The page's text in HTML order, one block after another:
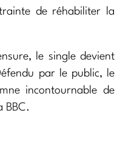
de réhabiliter la
le single devient
par le public, le
incontournable de
BBC.